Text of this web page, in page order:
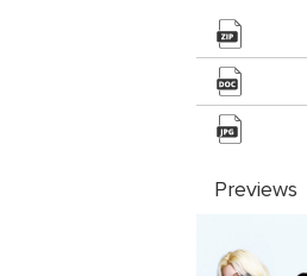
Previews